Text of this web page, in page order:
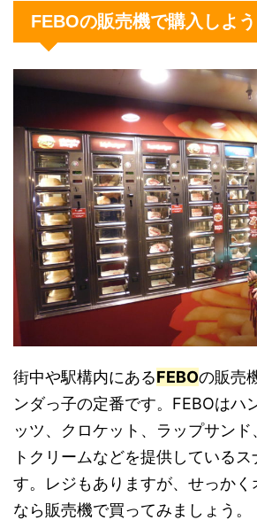
FEBOの販売機で購入しよう
街中や駅構内にあるFEBOの販売
ンダっ子の定番です。FEBOはハ
ッツ、クロケット、ラップサン
トクリームなどを提供している
す。レジもありますが、せっか
なら販売機で買ってみましょう。